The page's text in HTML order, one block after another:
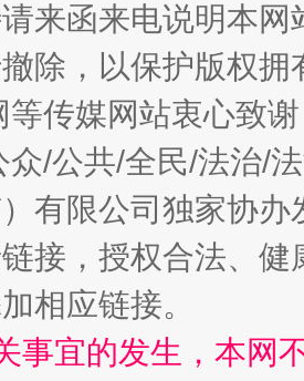
的免责幌子
成刚被判无期 从幼
来函来电说明本
除，以保护版权
等传媒网站衷心致
众/公共/全民/法治/
有限公司独家协
接，授权合法、
相应链接。
事宜的发生，本网